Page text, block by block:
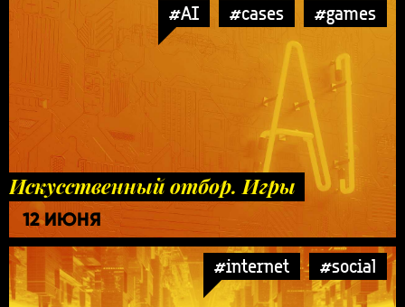
#AI #cases #games
Искусственный отбор. Игры
12 ИЮНЯ
#internet #social